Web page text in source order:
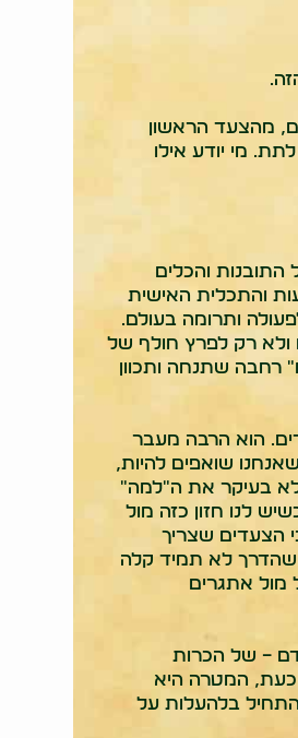
מהצעד הראשון
מי יודע אילו
והכלים
והתכלית האישית
ותרומה בעולם.
ולא רק לפרץ חולף של
רחבה שתנחה ותכוון
הוא הרבה מעבר
שואפים להיות,
בעיקר את ה"למה"
לנו חזון כזה מול
הצעדים שצריך
שהדרך לא תמיד קלה
מול אתגרים
– של הכרות
כעת, המטרה היא
בלהעלות על